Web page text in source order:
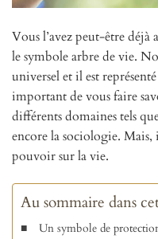
Vous l’avez peut-être déjà
le symbole arbre de vie.
universel et il est
important de vous faire
différents domaines tels
encore la sociologie.
pouvoir sur la vie.
Au sommaire dans
Un symbole de